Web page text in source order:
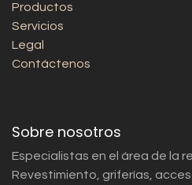
Productos
Servicios
Legal
Contáctenos
Sobre nosotros
Especialistas en el área de la
Revestimiento, griferías,